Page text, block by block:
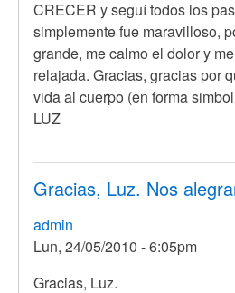
CRECER y seguí todos los
simplemente fue maravilloso,
grande, me calmo el dolor y
relajada. Gracias, gracias por
vida al cuerpo (en forma
LUZ
Gracias, Luz. Nos
admin
Lun, 24/05/2010 - 6:05pm
En
Gracias, Luz.